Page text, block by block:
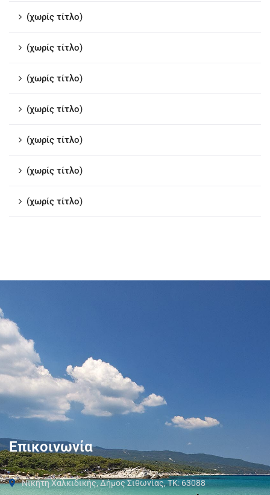
(χωρίς τίτλο)
(χωρίς τίτλο)
(χωρίς τίτλο)
(χωρίς τίτλο)
(χωρίς τίτλο)
(χωρίς τίτλο)
(χωρίς τίτλο)
Επικοινωνία
Νικήτη Χαλκιδικής, Δήμος Σιθωνίας, ΤΚ: 63088